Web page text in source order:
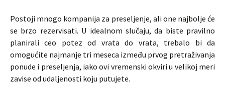
Postoji mnogo kompanija za preseljenje, ali one najbolje će
se brzo rezervisati. U idealnom slučaju, da biste pravilno
planirali ceo potez od vrata do vrata, trebalo bi da
omogućite najmanje tri meseca između prvog pretraživanja
ponude i preseljenja, iako ovi vremenski okviri u velikoj meri
zavise od udaljenosti koju putujete.